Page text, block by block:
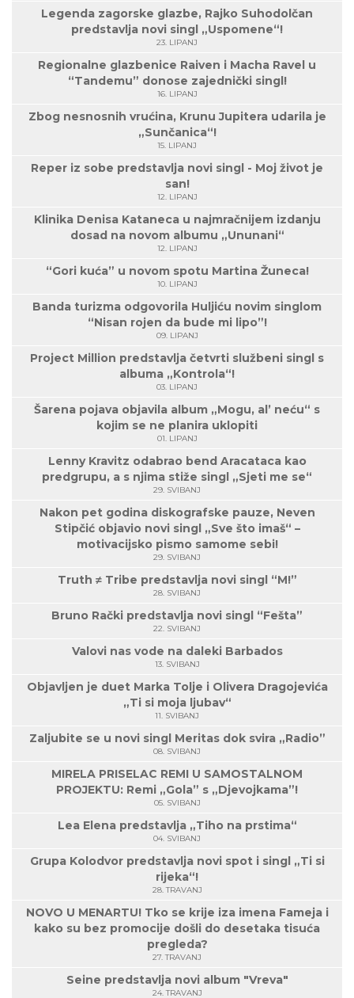
Legenda zagorske glazbe, Rajko Suhodolčan
predstavlja novi singl „Uspomene“!
23. LIPANJ
Regionalne glazbenice Raiven i Macha Ravel u
“Tandemu” donose zajednički singl!
16. LIPANJ
Zbog nesnosnih vrućina, Krunu Jupitera udarila je
„Sunčanica“!
15. LIPANJ
Reper iz sobe predstavlja novi singl - Moj život je
san!
12. LIPANJ
Klinika Denisa Kataneca u najmračnijem izdanju
dosad na novom albumu „Ununani“
12. LIPANJ
“Gori kuća” u novom spotu Martina Žuneca!
10. LIPANJ
Banda turizma odgovorila Huljiću novim singlom
“Nisan rojen da bude mi lipo”!
09. LIPANJ
Project Million predstavlja četvrti službeni singl s
albuma „Kontrola“!
03. LIPANJ
Šarena pojava objavila album „Mogu, al’ neću“ s
kojim se ne planira uklopiti
01. LIPANJ
Lenny Kravitz odabrao bend Aracataca kao
predgrupu, a s njima stiže singl „Sjeti me se“
29. SVIBANJ
Nakon pet godina diskografske pauze, Neven
Stipčić objavio novi singl „Sve što imaš“ –
motivacijsko pismo samome sebi!
29. SVIBANJ
Truth ≠ Tribe predstavlja novi singl “M!”
28. SVIBANJ
Bruno Rački predstavlja novi singl “Fešta”
22. SVIBANJ
Valovi nas vode na daleki Barbados
13. SVIBANJ
Objavljen je duet Marka Tolje i Olivera Dragojevića
„Ti si moja ljubav“
11. SVIBANJ
Zaljubite se u novi singl Meritas dok svira „Radio”
08. SVIBANJ
MIRELA PRISELAC REMI U SAMOSTALNOM
PROJEKTU: Remi „Gola” s „Djevojkama”!
05. SVIBANJ
Lea Elena predstavlja „Tiho na prstima“
04. SVIBANJ
Grupa Kolodvor predstavlja novi spot i singl „Ti si
rijeka“!
28. TRAVANJ
NOVO U MENARTU! Tko se krije iza imena Fameja i
kako su bez promocije došli do desetaka tisuća
pregleda?
27. TRAVANJ
Seine predstavlja novi album "Vreva"
24. TRAVANJ